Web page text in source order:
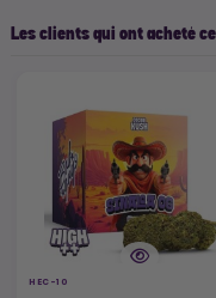
Les clients qui ont acheté
HEC-10